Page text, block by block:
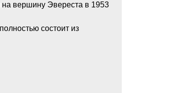
вершину Эвереста в 1953
состоит из